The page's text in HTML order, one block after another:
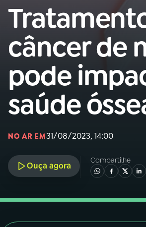
Buscar
na
Rádio
Nacional
AO VIVO
01 INÍCIO
02A RÁDIO
03PROGRAMAÇÃO
04PROGRAMAS
05PODCASTS
câncer de
pode
saúde
NO AR EM31/08/2023, 14:00
Ouça agora
Compartilhe